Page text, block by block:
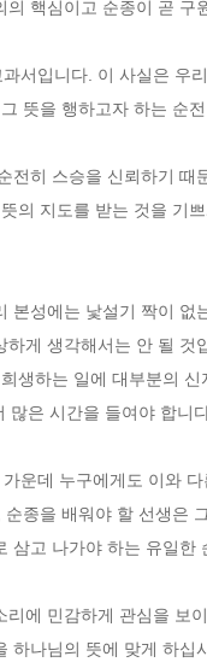
핵심이고 순종이 곧 구
서입니다. 이 사실은 우
뜻을 행하고자 하는 순
전히 스승을 신뢰하기
의 지도를 받는 것을 기
본성에는 낯설기 짝이
게 생각해서는 안 될
생하는 일에 대부분의
많은 시간을 들여야 합니
운데 누구에게도 이와
종을 배워야 할 선생은
삼고 나가야 하는 유일
에 민감하게 관심을 보
하나님의 뜻에 맞게 하십